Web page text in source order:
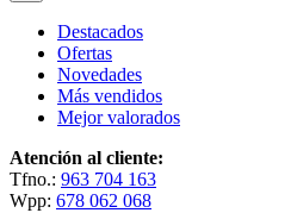
Destacados
Ofertas
Novedades
Más vendidos
Mejor valorados
Atención al cliente:
Tfno.: 963 704 163
Wpp: 678 062 068